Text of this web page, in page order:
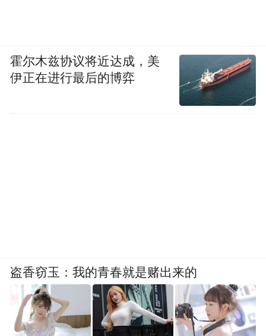
霍尔木兹协议将近达成，美
伊正在进行最后的博弈
盗香窃玉：我的青春就是赌出来的